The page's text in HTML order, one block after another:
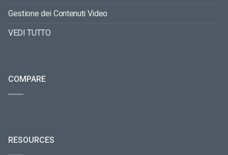
Gestione dei Contenuti Video
VEDI TUTTO
COMPARE
RESOURCES